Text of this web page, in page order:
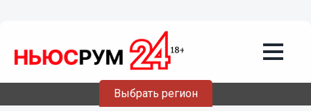
Выбрать регион
Прокуратура наказала ДУК Советского
района за переполнение мусорных
контейнеров
Коммунальщики нарушили периодичность вывоза